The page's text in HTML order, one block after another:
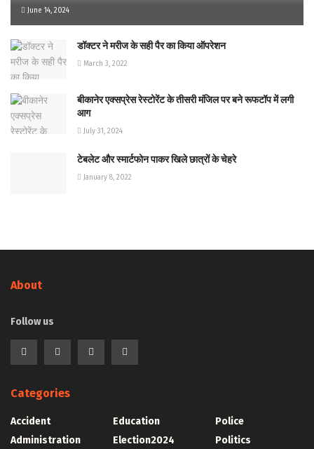
June 14, 2024
डॉक्टर ने मरीज के सही पैर का किया ऑपरेशन
March 3, 2022
बीकानेर एक्सप्रेस रेस्टोरेंट के तीसरी मंजिल पर बने रूफटॉप में लगी
आग
July 31, 2024
टेबलेट और स्मार्टफोन पाकर खिले छात्रों के चेहरे
January 8, 2022
About
Follow us
Categories
Accident
Administration
Education
Election2024
Police
Politics